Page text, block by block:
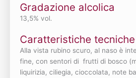
Gradazione alcolica
13,5% vol.
Caratteristiche
Alla vista rubino scuro, al naso è
fine, con sentori di frutti di bosco
liquirizia, ciliegia, cioccolata, note